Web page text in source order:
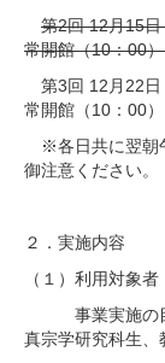
第2回 12月15
常開館（10：00
第3回 12月22日
常開館（10：00
※各日共に翌朝
御注意ください。
２．実施内容
（１）利用対象者
事業実施の目
真宗学研究科生、